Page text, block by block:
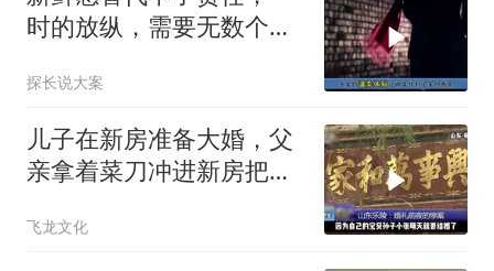
时的放纵，需要无数个日
探长说大案
儿子在新房准备大婚，父
亲拿着菜刀冲进新房把儿
飞龙文化